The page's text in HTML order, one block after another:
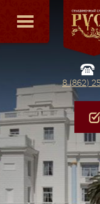
8 (862)